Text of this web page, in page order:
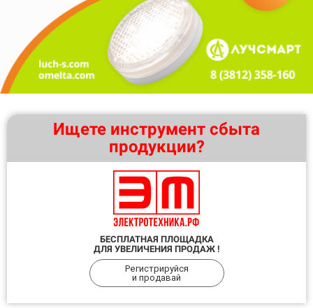
Ищете инструмент сбыта
продукции?
БЕСПЛАТНАЯ ПЛОЩАДКА
ДЛЯ УВЕЛИЧЕНИЯ ПРОДАЖ !
Регистрируйся
и продавай